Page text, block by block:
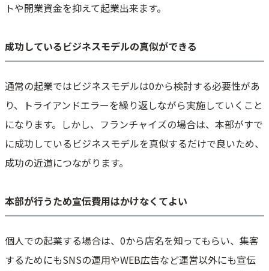
トや開業資金を抑えて起業出来ます。
成功しているビジネスモデルの真似ができる
通常の起業ではビジネスモデルは0から検討する必要性があ
り、トライアンドエラーを繰り返しながら実施していくこと
になります。しかし、フランチャイズの場合は、本部がすで
に成功しているビジネスモデルを真似するだけで良いため、
成功の近道につながります。
本部が行うため宣伝費用はかけなくてよい
個人での起業する場合は、0から店名を知ってもらい、集客
するためにもSNSの運用やWEB広告など運営以外にも宣伝